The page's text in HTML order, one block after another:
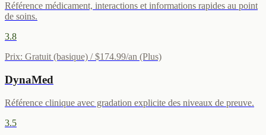
Référence médicament, interactions et informations rapides au point
de soins.
3.8
Prix: Gratuit (basique) / $174.99/an (Plus)
DynaMed
Référence clinique avec gradation explicite des niveaux de preuve.
3.5